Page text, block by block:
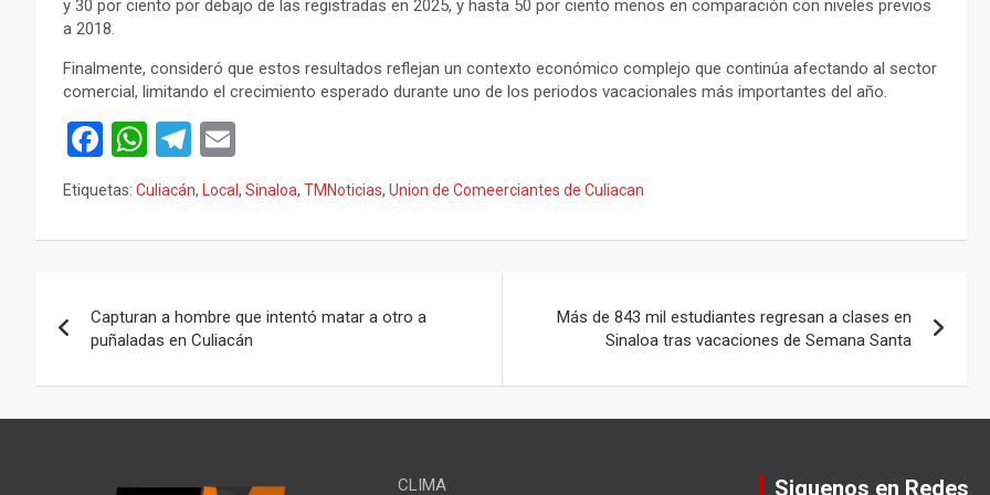
y 30 por ciento por debajo de las registradas en 2025, y hasta 50 por ciento menos en comparación con niveles previos
a 2018.
Finalmente, consideró que estos resultados reflejan un contexto económico complejo que continúa afectando al sector
comercial, limitando el crecimiento esperado durante uno de los periodos vacacionales más importantes del año.
F
a
ce
b
o
k
W
h
at
s
p
p
T
el
e
gr
m
m
ail
Etiquetas: Culiacán, Local , Sinaloa, TMNoticias, Union de Comeerciantes de Culiacan
de
entradas
Capturan a hombre que intentó matar a otro a
puñaladas en Culiacán
Más de 843 mil estudiantes regresan a clases en
Sinaloa tras vacaciones de Semana Santa
CLIMA Siguenos en Redes